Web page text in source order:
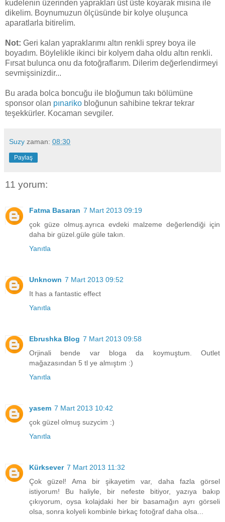
kudelenin üzerinden yaprakları üst üste koyarak misina ile
dikelim. Boynumuzun ölçüsünde bir kolye oluşunca
aparatlarla bitirelim.
Not: Geri kalan yapraklarımı altın renkli sprey boya ile
boyadım. Böylelikle ikinci bir kolyem daha oldu altın renkli.
Fırsat bulunca onu da fotoğraflarım. Dilerim değerlendirmeyi
sevmişsinizdir...
Bu arada bolca boncuğu ile bloğumun takı bölümüne
sponsor olan pınariko bloğunun sahibine tekrar tekrar
teşekkürler. Kocaman sevgiler.
Suzy zaman: 08:30
Paylaş
11 yorum:
Fatma Basaran 7 Mart 2013 09:19
çok güze olmuş.ayrıca evdeki malzeme değerlendiği için
daha bir güzel.güle güle takın.
Yanıtla
Unknown 7 Mart 2013 09:52
It has a fantastic effect
Yanıtla
Ebrushka Blog 7 Mart 2013 09:58
Orjinali bende var bloga da koymuştum. Outlet
mağazasından 5 tl ye almıştım :)
Yanıtla
yasem 7 Mart 2013 10:42
çok güzel olmuş suzycim :)
Yanıtla
Kürksever 7 Mart 2013 11:32
Çok güzel! Ama bir şikayetim var, daha fazla görsel
istiyorum! Bu haliyle, bir nefeste bitiyor, yazıya bakıp
çıkıyorum, oysa kolajdaki her bir basamağın ayrı görseli
olsa, sonra kolyeli kombinle birkaç fotoğraf daha olsa...